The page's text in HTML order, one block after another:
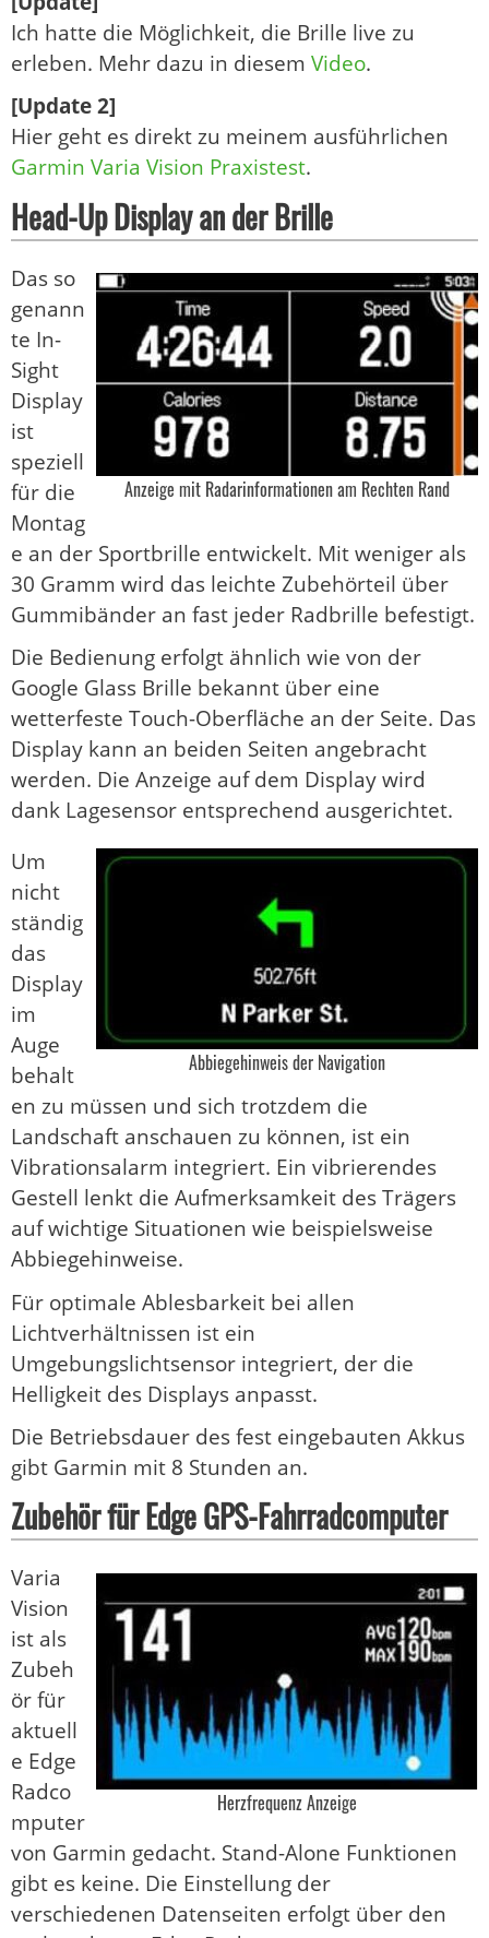
Ich hatte die Möglichkeit, die Brille live zu
erleben. Mehr dazu in diesem Video.
[Update 2]
Hier geht es direkt zu meinem ausführlichen
Garmin Varia Vision Praxistest.
Head-Up Display an der Brille
Anzeige mit Radarinformationen am Rechten Rand
Das so
genann
te In-
Sight
Display
ist
speziell
für die
Montag
e an der Sportbrille entwickelt. Mit weniger als
30 Gramm wird das leichte Zubehörteil über
Gummibänder an fast jeder Radbrille befestigt.
Die Bedienung erfolgt ähnlich wie von der
Google Glass Brille bekannt über eine
wetterfeste Touch-Oberfläche an der Seite. Das
Display kann an beiden Seiten angebracht
werden. Die Anzeige auf dem Display wird
dank Lagesensor entsprechend ausgerichtet.
Abbiegehinweis der Navigation
Um
nicht
ständig
das
Display
im
Auge
behalt
en zu müssen und sich trotzdem die
Landschaft anschauen zu können, ist ein
Vibrationsalarm integriert. Ein vibrierendes
Gestell lenkt die Aufmerksamkeit des Trägers
auf wichtige Situationen wie beispielsweise
Abbiegehinweise.
Für optimale Ablesbarkeit bei allen
Lichtverhältnissen ist ein
Umgebungslichtsensor integriert, der die
Helligkeit des Displays anpasst.
Die Betriebsdauer des fest eingebauten Akkus
gibt Garmin mit 8 Stunden an.
Zubehör für Edge GPS-Fahrradcomputer
Herzfrequenz Anzeige
Varia
Vision
ist als
Zubeh
ör für
aktuell
e Edge
Radco
mputer
von Garmin gedacht. Stand-Alone Funktionen
gibt es keine. Die Einstellung der
verschiedenen Datenseiten erfolgt über den